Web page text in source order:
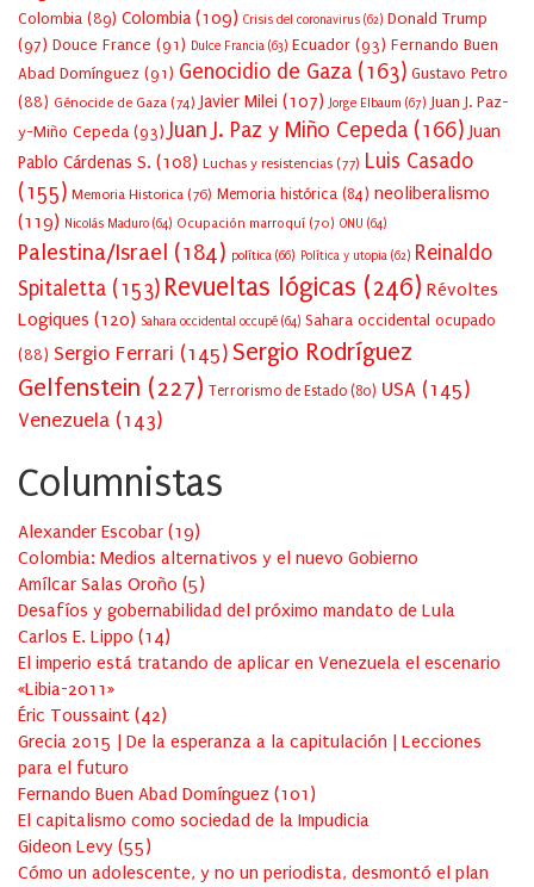
Colombia (89) Colombia(109) Crisis del coronavirus (62) Donald Trump
(97) Douce France (91) Dulce Francia (63) Ecuador (93) Fernando Buen
Abad Domínguez (91) Genocidio de Gaza (163) Gustavo Petro
(88) Génocide de Gaza (74) Javier Milei (107) Jorge Elbaum (67) Juan J. Paz-
y-Miño Cepeda (93) Juan J. Paz y Miño Cepeda (166) Juan
Pablo Cárdenas S. (108) Luchas y resistencias (77) Luis Casado
(155) Memoria Historica (76) Memoria histórica (84) neoliberalismo
(119) Nicolás Maduro (64) Ocupación marroquí (70) ONU (64)
Palestina/Israel (184) política (66) Política y utopia (62) Reinaldo
Spitaletta (153) Revueltas lógicas (246) Révoltes
Logiques (120) Sahara occidental occupé (64) Sahara occidental ocupado
(88) Sergio Ferrari (145) Sergio Rodríguez
Gelfenstein (227) Terrorismo de Estado (80) USA (145)
Venezuela (143)
Columnistas
Alexander Escobar (19)
Colombia: Medios alternativos y el nuevo Gobierno
Amílcar Salas Oroño (5)
Desafíos y gobernabilidad del próximo mandato de Lula
Carlos E. Lippo (14)
El imperio está tratando de aplicar en Venezuela el escenario
«Libia-2011»
Éric Toussaint (42)
Grecia 2015 | De la esperanza a la capitulación | Lecciones
para el futuro
Fernando Buen Abad Domínguez (101 )
El capitalismo como sociedad de la Impudicia
Gideon Levy (55)
Cómo un adolescente, y no un periodista, desmontó el plan